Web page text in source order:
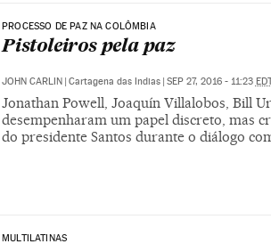
PROCESSO DE PAZ NA COLÔMBIA
Pistoleiros pela paz
JOHN CARLIN | Cartagena das Indias | SEP 27, 2016 - 11:23
Jonathan Powell, Joaquín Villalobos, Bill
desempenharam um papel discreto, mas
do presidente Santos durante o diálogo
MULTILATINAS